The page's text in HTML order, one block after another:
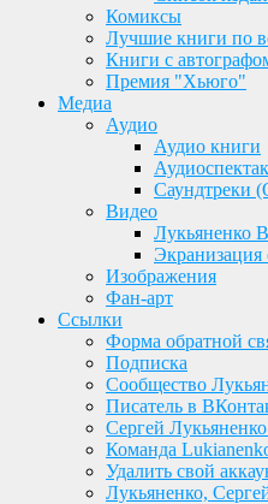
Комиксы
Лучшие книги по
Книги с
Премия "Хьюго"
Медиа
Аудио
Аудио книги
Саундтреки
Видео
Лукьяненко
Экранизация
Изображения
Фан-арт
Ссылки
Форма обратной
Подписка
Сообщество
Писатель в
Сергей
Команда
Удалить свой
Лукьяненко,